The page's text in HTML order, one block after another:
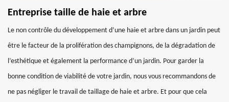
Entreprise taille de haie et arbre
Le non contrôle du développement d’une haie et arbre dans un jardin peut
être le facteur de la prolifération des champignons, de la dégradation de
l’esthétique et également la performance d’un jardin. Pour garder la
bonne condition de viabilité de votre jardin, nous vous recommandons de
ne pas négliger le travail de taillage de haie et arbre. Et pour que cela